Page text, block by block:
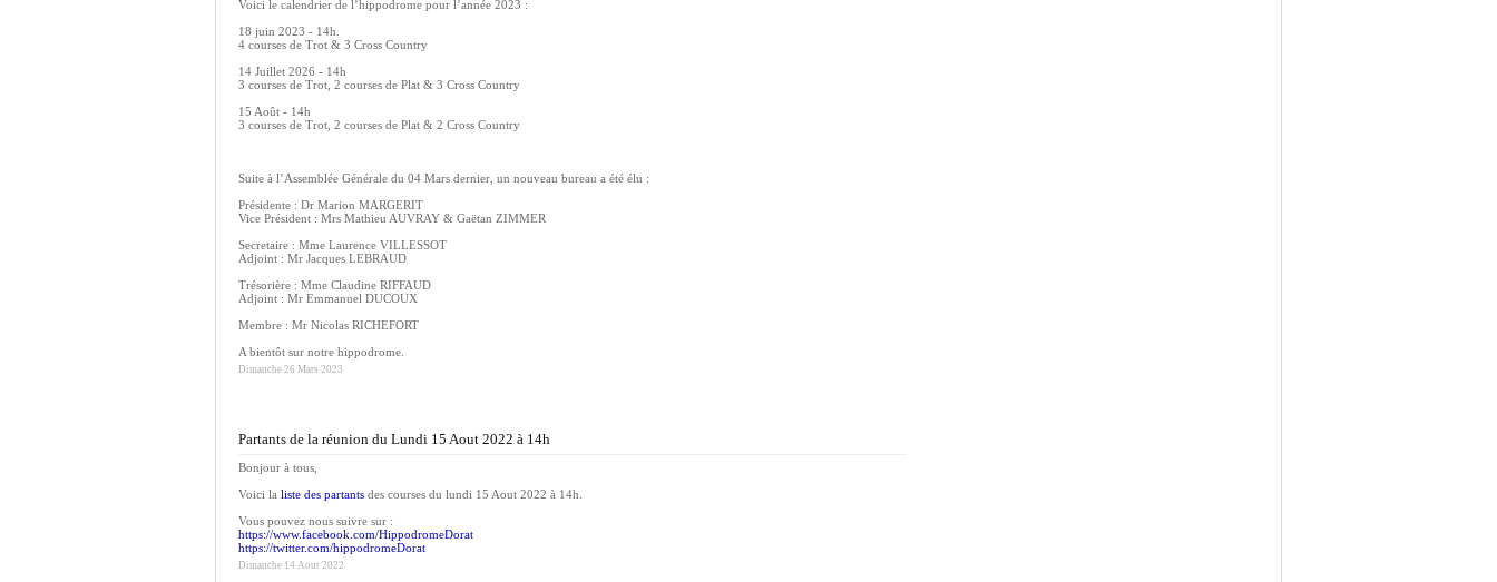
Voici le calendrier de l’hippodrome pour l’année 2023 :
18 juin 2023 - 14h.
4 courses de Trot & 3 Cross Country
14 Juillet 2026 - 14h
3 courses de Trot, 2 courses de Plat & 3 Cross Country
15 Août - 14h
3 courses de Trot, 2 courses de Plat & 2 Cross Country
Suite à l’Assemblée Générale du 04 Mars dernier, un nouveau bureau a été élu :
Présidente : Dr Marion MARGERIT
Vice Président : Mrs Mathieu AUVRAY & Gaëtan ZIMMER
Secretaire : Mme Laurence VILLESSOT
Adjoint : Mr Jacques LEBRAUD
Trésorière : Mme Claudine RIFFAUD
Adjoint : Mr Emmanuel DUCOUX
Membre : Mr Nicolas RICHEFORT
A bientôt sur notre hippodrome.
Dimanche 26 Mars 2023
Partants de la réunion du Lundi 15 Aout 2022 à 14h
Bonjour à tous,
Voici la liste des partants des courses du lundi 15 Aout 2022 à 14h.
Vous pouvez nous suivre sur :
https://www.facebook.com/HippodromeDorat
https://twitter.com/hippodromeDorat
Dimanche 14 Aout 2022